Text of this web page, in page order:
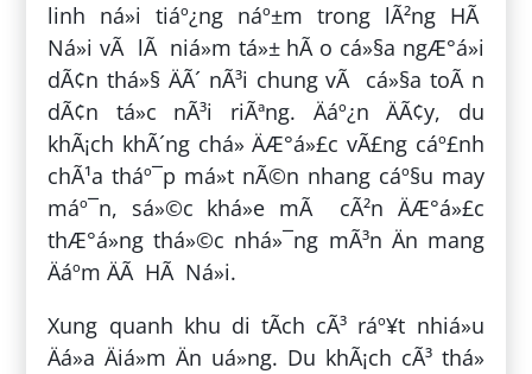
linh ná»i tiáº¿ng náº±m trong lÃ²ng HÃ
Ná»i vÃ lÃ niá»m tá»± hÃ o cá»§a ngÆ°á»i
dÃ¢n thá»§ ÄÃ´ nÃ³i chung vÃ cá»§a toÃ n
dÃ¢n tá»c nÃ³i riÃªng. Äáº¿n ÄÃ¢y, du
khÃ¡ch khÃ´ng chá» ÄÆ°á»£c vÃ£ng cáº£nh
chÃ¹a tháº¯p má»t nÃ©n nhang cáº§u may
máº¯n, sá»©c khá»e mÃ cÃ²n ÄÆ°á»£c
thÆ°á»ng thá»©c nhá»¯ng mÃ³n Än mang
Äáº­m ÄÃ HÃ Ná»i.
Xung quanh khu di tÃ­ch cÃ³ ráº¥t nhiá»u
Äá»a Äiá»m Än uá»ng. Du khÃ¡ch cÃ³ thá»